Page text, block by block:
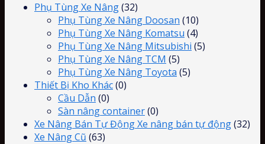
Phụ Tùng Xe Nâng(32)
Phụ Tùng Xe Nâng Doosan (10)
Phụ Tùng Xe Nâng Komatsu (4)
Phụ Tùng Xe Nâng Mitsubishi (5)
Phụ Tùng Xe Nâng TCM (5)
Phụ Tùng Xe Nâng Toyota (5)
Thiết Bị Kho Khác(0)
Cầu Dẫn (0)
Sàn nâng container(0)
Xe Nâng Bán Tự Động Xe nâng bán tự động(32)
Xe Nâng Cũ (63)